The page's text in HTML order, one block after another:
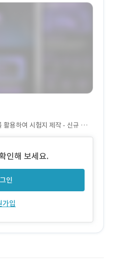
용하여 시험지 제작 - 신규 문제
인해 보세요.
인
가입